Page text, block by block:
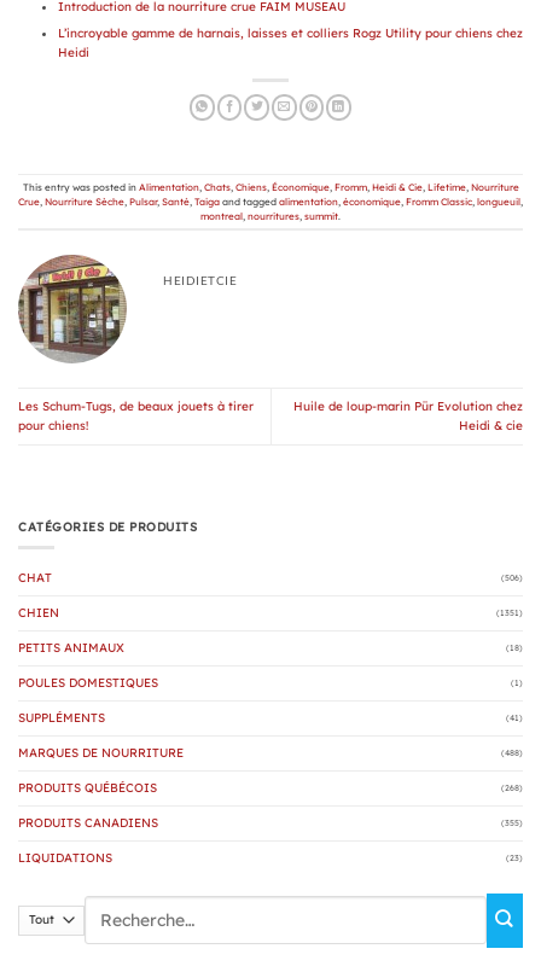
Introduction de la nourriture crue FAIM MUSEAU
L’incroyable gamme de harnais, laisses et colliers Rogz Utility pour chiens chez
Heidi
This entry was posted in Alimentation, Chats, Chiens, Économique, Fromm, Heidi & Cie, Lifetime, Nourriture
Crue Nourriture Sèche Pulsar, Santé Taiga and tagged alimentation économique Fromm Classic longueuil
montreal nourritures summit
HEIDIETCIE
Les Schum-Tugs, de beaux jouets à tirer
pour chiens!
Huile de loup-marin Pür Evolution chez
Heidi & cie
CATÉGORIES DE PRODUITS
CHAT (506)
CHIEN (1351)
PETITS ANIMAUX (18)
POULES DOMESTIQUES (1)
SUPPLÉMENTS (41)
MARQUES DE NOURRITURE (488)
PRODUITS QUÉBÉCOIS (268)
PRODUITS CANADIENS (355)
LIQUIDATIONS (23)
Rechercher :